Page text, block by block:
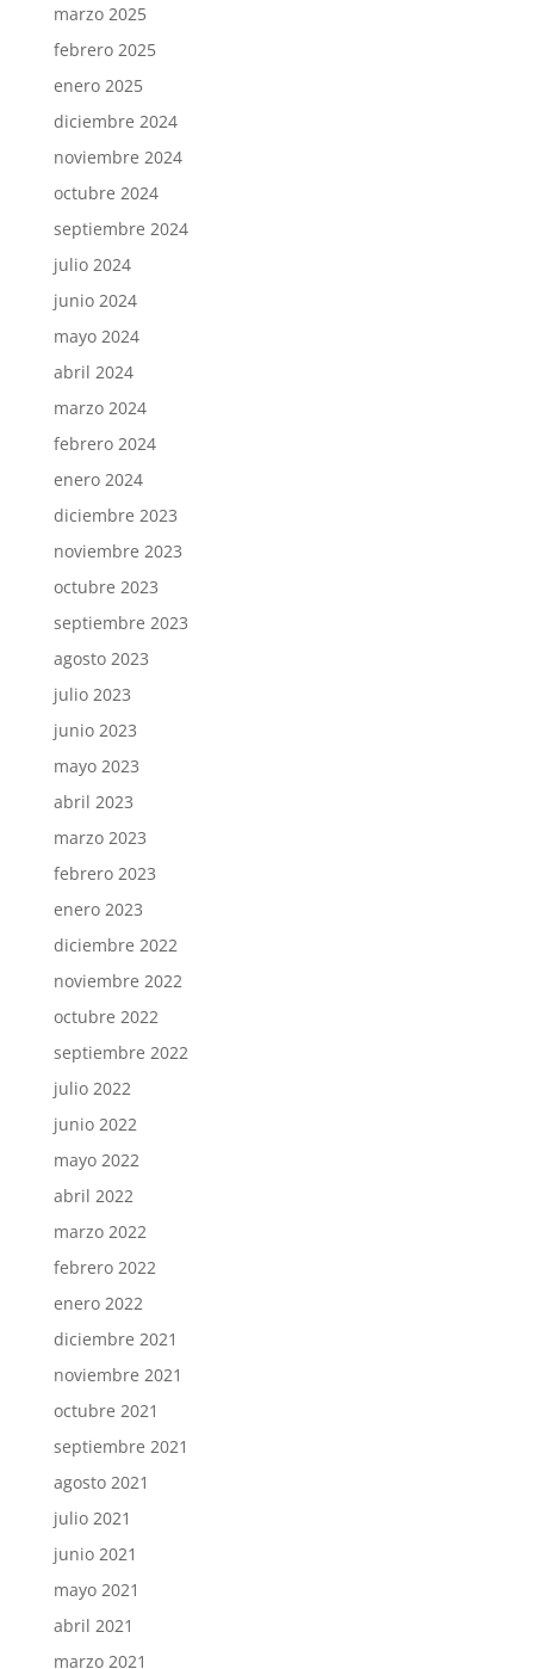
marzo 2025
febrero 2025
enero 2025
diciembre 2024
noviembre 2024
octubre 2024
septiembre 2024
julio 2024
junio 2024
mayo 2024
abril 2024
marzo 2024
febrero 2024
enero 2024
diciembre 2023
noviembre 2023
octubre 2023
septiembre 2023
agosto 2023
julio 2023
junio 2023
mayo 2023
abril 2023
marzo 2023
febrero 2023
enero 2023
diciembre 2022
noviembre 2022
octubre 2022
septiembre 2022
julio 2022
junio 2022
mayo 2022
abril 2022
marzo 2022
febrero 2022
enero 2022
diciembre 2021
noviembre 2021
octubre 2021
septiembre 2021
agosto 2021
julio 2021
junio 2021
mayo 2021
abril 2021
marzo 2021